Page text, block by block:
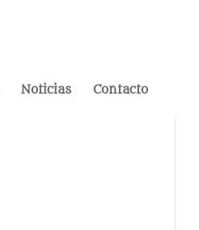
Noticias Contacto